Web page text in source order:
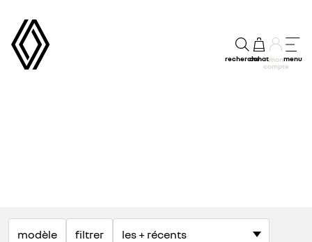
rechercheachatmon
compte
menu
modèle filtrer